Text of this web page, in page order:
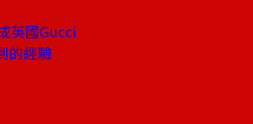
英國Gucci
的經驗